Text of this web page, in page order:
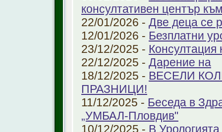
консултативен център
22/01/2026 - Две деца се
12/01/2026 - Безплатни
23/12/2025 - Консултация
22/12/2025 - Дарение на
18/12/2025 - ВЕСЕЛИ
ПРАЗНИЦИ!
11/12/2025 - Беседа в
„УМБАЛ-Пловдив"
10/12/2025 - В